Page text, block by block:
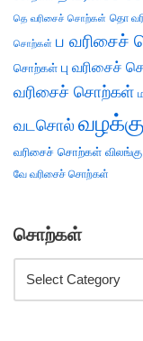
தெ வரிசைச் சொற்கள் தொ
சொற்கள் ப
சொற்கள் பு வரிசைச்
வரிசைச் சொற்கள்
வடசொல்
வரிசைச் சொற்கள் விலங்கு
வே வரிசைச் சொற்கள்
சொற்கள்